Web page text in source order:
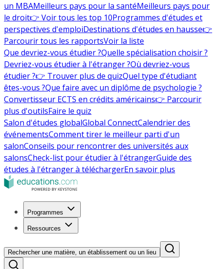
un MBAMeilleurs pays pour la santéMeilleurs pays pour
le droit👉 Voir tous les top 10Programmes d'études et
perspectives d'emploiDestinations d'études en hausse👉
Parcourir tous les rapportsVoir la liste
Que devriez-vous étudier ?Quelle spécialisation choisir ?
Devriez-vous étudier à l'étranger ?Où devriez-vous
étudier ?👉 Trouver plus de quizQuel type d'étudiant
êtes-vous ?Que faire avec un diplôme de psychologie ?
Convertisseur ECTS en crédits américains👉 Parcourir
plus d'outilsFaire le quiz
Salon d'études globalGlobal ConnectCalendrier des
événementsComment tirer le meilleur parti d'un
salonConseils pour rencontrer des universités aux
salonsCheck-list pour étudier à l'étrangerGuide des
études à l'étranger à téléchargerEn savoir plus
Programmes
Ressources
Rechercher une matière, un établissement ou un lieu